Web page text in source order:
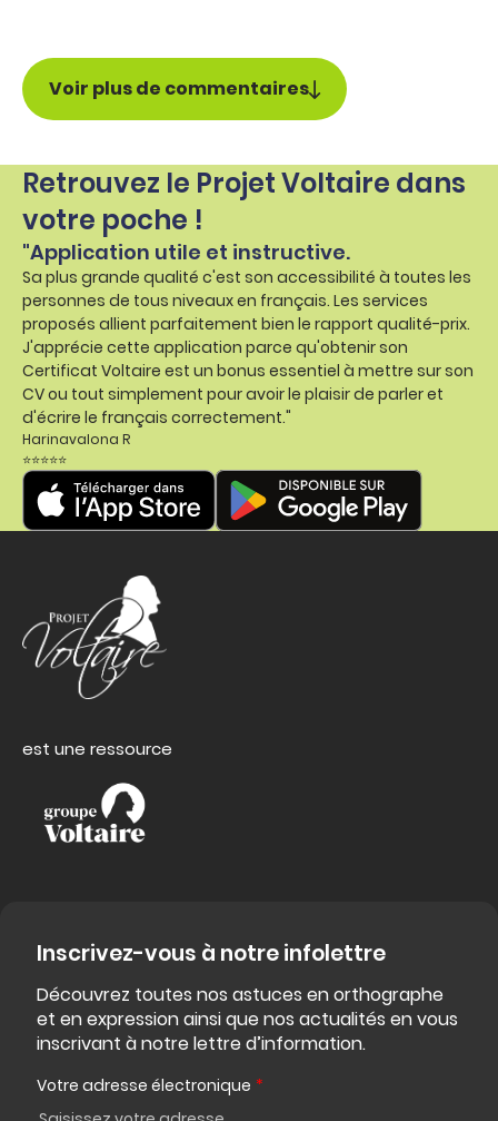
Voir plus de commentaires
Retrouvez le Projet Voltaire dans
votre poche !
"Application utile et instructive.
Sa plus grande qualité c'est son accessibilité à toutes les
personnes de tous niveaux en français. Les services
proposés allient parfaitement bien le rapport qualité-prix.
J'apprécie cette application parce qu'obtenir son
Certificat Voltaire est un bonus essentiel à mettre sur son
CV ou tout simplement pour avoir le plaisir de parler et
d'écrire le français correctement."
Harinavalona R
⭐⭐⭐⭐⭐
est une ressource
Inscrivez-vous à notre infolettre
Découvrez toutes nos astuces en orthographe
et en expression ainsi que nos actualités en vous
inscrivant à notre lettre d’information.
Votre adresse électronique *